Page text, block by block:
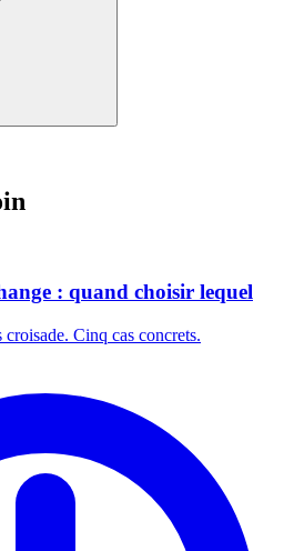
: quand choisir lequel
Cinq cas concrets.